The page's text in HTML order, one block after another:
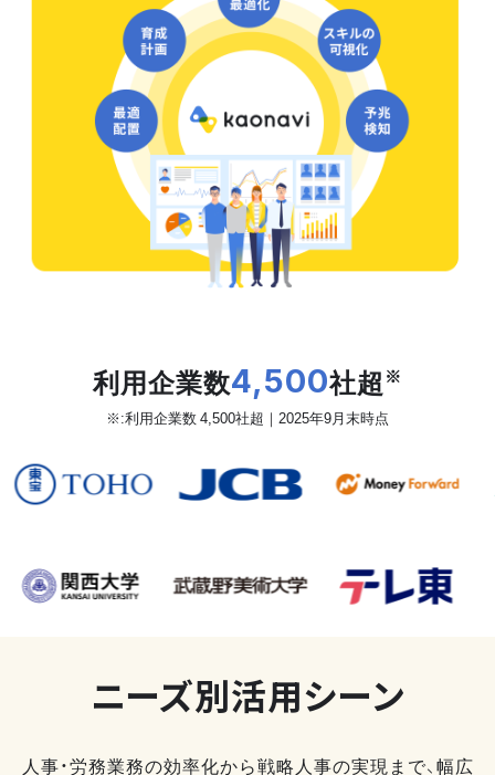
利用企業数4,500社超 ※
※:利用企業数 4,500社超｜2025年9月末時点
ニーズ別活用シーン
人事・労務業務の効率化から戦略人事の実現まで、幅広